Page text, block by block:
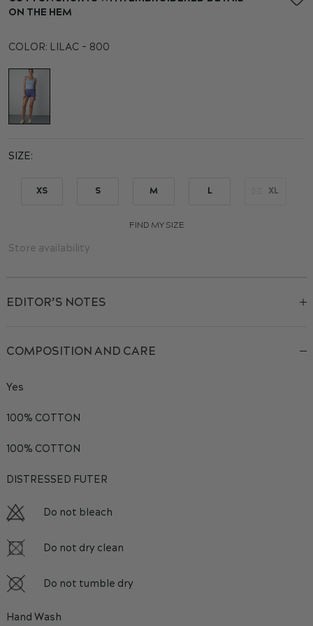
the
the
gallery
ON THE HEM
COLOR: LILAC - 800
SIZE
XS S M L XL
FIND MY SIZE
Store availability
EDITOR’S NOTES
COMPOSITION AND CARE
Yes
100% COTTON
100% COTTON
DISTRESSED FUTER
Do not bleach
Do not dry clean
Do not tumble dry
Hand Wash